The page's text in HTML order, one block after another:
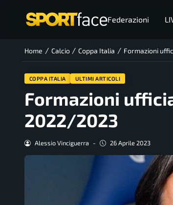
Federazioni
Home / Calcio / Coppa Italia / Formazioni
COPPA ITALIA ULTIMI ARTICOLI
Formazioni
2022/2023
Alessio Vinciguerra - 26 Aprile 2023